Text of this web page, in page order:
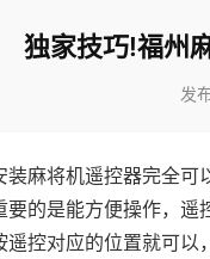
独家技巧!福州
发
装麻将机遥控器完全可
的是能方便操作，遥
遥控对应的位置就可